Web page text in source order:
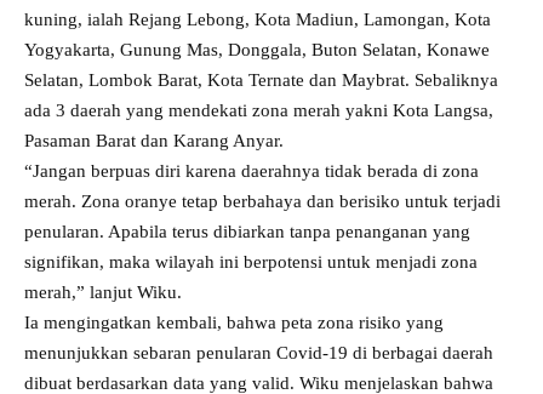
kuning, ialah Rejang Lebong, Kota Madiun, Lamongan, Kota
Yogyakarta, Gunung Mas, Donggala, Buton Selatan, Konawe
Selatan, Lombok Barat, Kota Ternate dan Maybrat. Sebaliknya
ada 3 daerah yang mendekati zona merah yakni Kota Langsa,
Pasaman Barat dan Karang Anyar.
“Jangan berpuas diri karena daerahnya tidak berada di zona
merah. Zona oranye tetap berbahaya dan berisiko untuk terjadi
penularan. Apabila terus dibiarkan tanpa penanganan yang
signifikan, maka wilayah ini berpotensi untuk menjadi zona
merah,” lanjut Wiku.
Ia mengingatkan kembali, bahwa peta zona risiko yang
menunjukkan sebaran penularan Covid-19 di berbagai daerah
dibuat berdasarkan data yang valid. Wiku menjelaskan bahwa